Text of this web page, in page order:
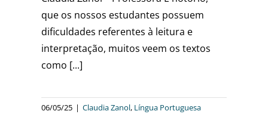
que os nossos estudantes possuem
dificuldades referentes à leitura e
interpretação, muitos veem os textos
como [...]
06/05/25 | Claudia Zanol, Língua Portuguesa